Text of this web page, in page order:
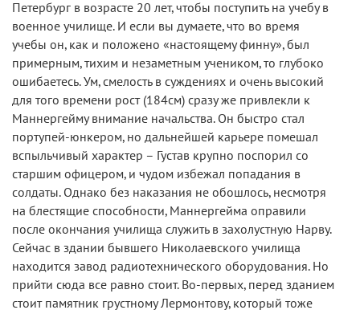
Петербург в возрасте 20 лет, чтобы поступить на учебу в
военное училище. И если вы думаете, что во время
учебы он, как и положено «настоящему финну», был
примерным, тихим и незаметным учеником, то глубоко
ошибаетесь. Ум, смелость в суждениях и очень высокий
для того времени рост (184см) сразу же привлекли к
Маннергейму внимание начальства. Он быстро стал
портупей-юнкером, но дальнейшей карьере помешал
вспыльчивый характер – Густав крупно поспорил со
старшим офицером, и чудом избежал попадания в
солдаты. Однако без наказания не обошлось, несмотря
на блестящие способности, Маннергейма оправили
после окончания училища служить в захолустную Нарву.
Сейчас в здании бывшего Николаевского училища
находится завод радиотехнического оборудования. Но
прийти сюда все равно стоит. Во-первых, перед зданием
стоит памятник грустному Лермонтову, который тоже